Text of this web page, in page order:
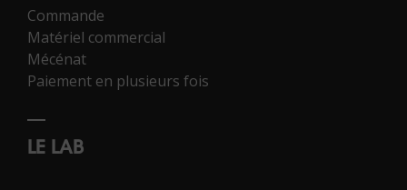
Commande
Matériel commercial
Mécénat
Paiement en plusieurs fois
LE LAB